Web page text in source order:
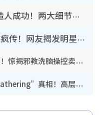
汤洛雯传终于有好消息造人成功！两大细节曝孕味极浓引猜测：大肚婆先会咁！
8大最没礼貌艺人名单被疯传！网友揭发明星真面目，一致数落这一位是无品天花板？
银行高管“沉船”爆案中案！惊揭邪教洗脑操控卖淫被吞600万，幕后黑手讲多错多
林芊妤亲解12年前“残厕Gathering”真相！高层解约一句话重创尊严，至今拒返TVB